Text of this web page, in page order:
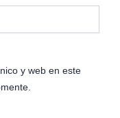
y web en este